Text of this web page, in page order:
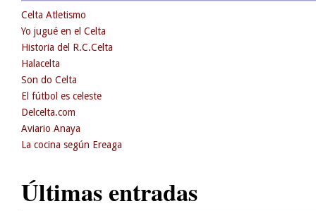
Celta Atletismo
Yo jugué en el Celta
Historia del R.C.Celta
Halacelta
Son do Celta
El fútbol es celeste
Delcelta.com
Aviario Anaya
La cocina según Ereaga
Últimas entradas